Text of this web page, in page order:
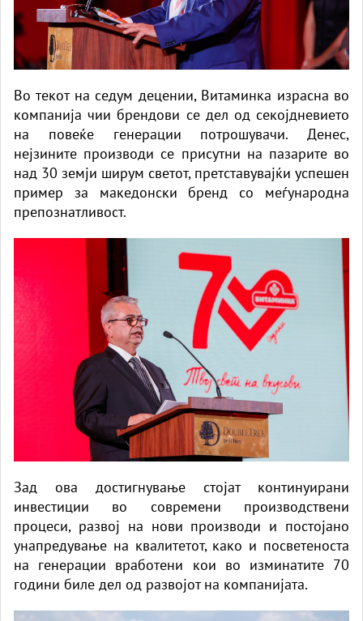
Во текот на седум децении, Витаминка израсна во
компанија чии брендови се дел од секојдневието
на повеќе генерации потрошувачи. Денес,
нејзините производи се присутни на пазарите во
над 30 земји ширум светот, претставувајќи успешен
пример за македонски бренд со меѓународна
препознатливост.
Зад ова достигнување стојат континуирани
инвестиции во современи производствени
процеси, развој на нови производи и постојано
унапредување на квалитетот, како и посветеноста
на генерации вработени кои во изминатите 70
години биле дел од развојот на компанијата.